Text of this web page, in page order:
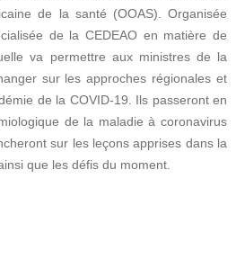
de la santé (OOAS). Organisée
de la CEDEAO en matière de
va permettre aux ministres de la
sur les approches régionales et
de la COVID-19. Ils passeront en
de la maladie à coronavirus
sur les leçons apprises dans la
que les défis du moment.